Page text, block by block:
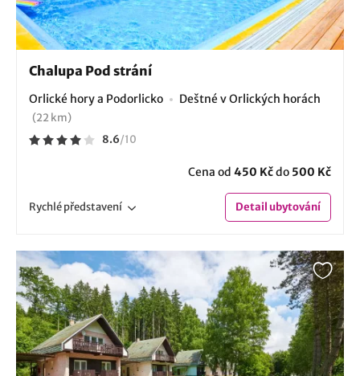
Chalupa Pod strání
Orlické hory a Podorlicko Deštné v Orlických horách
(22 km)
8.6/10
Cena od 450 Kčdo 500 Kč
Rychlépředstavení Detailubytování